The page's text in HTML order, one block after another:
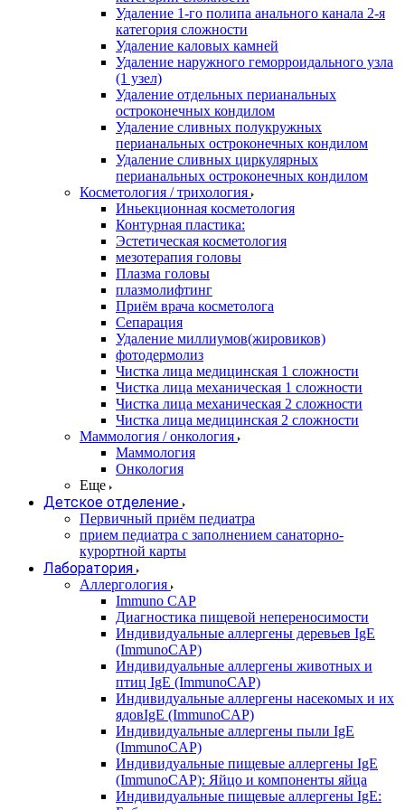
Удаление 1-го полипа анального канала 2-я
категория сложности
Удаление каловых камней
Удаление наружного геморроидального узла
(1 узел)
Удаление отдельных перианальных
остроконечных кондилом
Удаление сливных полукружных
перианальных остроконечных кондилом
Удаление сливных циркулярных
перианальных остроконечных кондилом
Косметология / трихология
Иньекционная косметология
Контурная пластика:
Эстетическая косметология
мезотерапия головы
Плазма головы
плазмолифтинг
Приём врача косметолога
Сепарация
Удаление миллиумов(жировиков)
фотодермолиз
Чистка лица медицинская 1 сложности
Чистка лица механическая 1 сложности
Чистка лица механическая 2 сложности
Чистка лица медицинская 2 сложности
Маммология / онкология
Маммология
Онкология
Еще
Детское отделение
Первичный приём педиатра
прием педиатра с заполнением санаторно-
курортной карты
Лаборатория
Аллергология
Immuno CAP
Диагностика пищевой непереносимости
Индивидуальные аллергены деревьев IgE
(ImmunoCAP)
Индивидуальные аллергены животных и
птиц IgE (ImmunoCAP)
Индивидуальные аллергены насекомых и их
ядовIgE (ImmunoCAP)
Индивидуальные аллергены пыли IgE
(ImmunoCAP)
Индивидуальные пищевые аллергены IgE
(ImmunoCAP): Яйцо и компоненты яйца
Индивидуальные пищевые аллергены IgE: